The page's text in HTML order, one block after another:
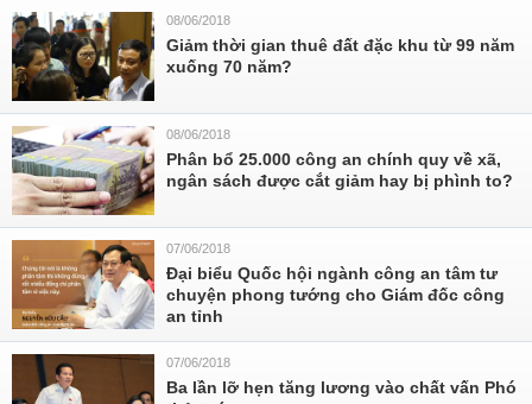
08/06/2018
Giảm thời gian thuê đất đặc khu từ 99 năm
xuống 70 năm?
08/06/2018
Phân bổ 25.000 công an chính quy về xã,
ngân sách được cắt giảm hay bị phình to?
07/06/2018
Đại biểu Quốc hội ngành công an tâm tư
chuyện phong tướng cho Giám đốc công
an tỉnh
07/06/2018
Ba lần lỡ hẹn tăng lương vào chất vấn Phó